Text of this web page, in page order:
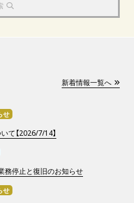
新着情報一覧へ
せ
て【2026/7/14】
務停止と復旧のお知らせ
せ